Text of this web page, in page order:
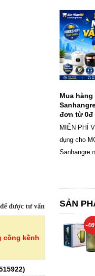
để được tư vấn
cồng kềnh
)
Mua
đơn từ 0đ
MIỄN PHÍ
dụng cho
SẢN
Inox cao cấp
₫
₫
-